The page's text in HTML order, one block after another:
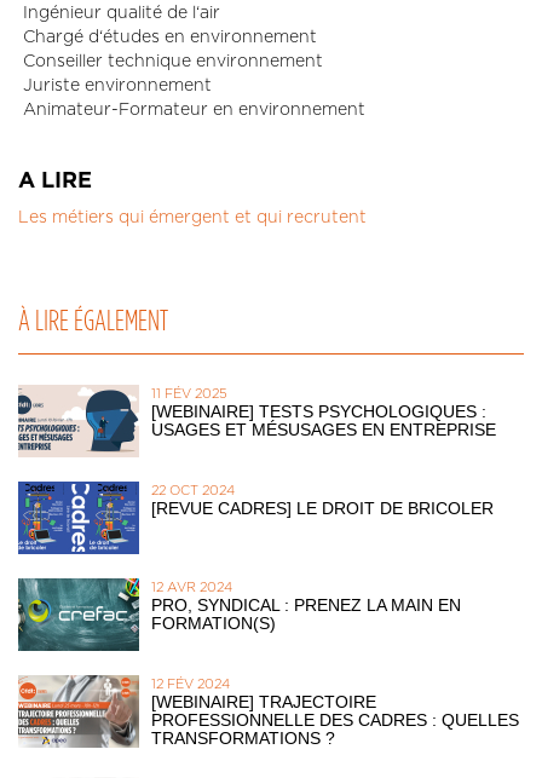
Ingénieur qualité de l‘air
Chargé d‘études en environnement
Conseiller technique environnement
Juriste environnement
Animateur-Formateur en environnement
A LIRE
Les métiers qui émergent et qui recrutent
À LIRE ÉGALEMENT
11 FÉV 2025
[WEBINAIRE] TESTS PSYCHOLOGIQUES :
USAGES ET MÉSUSAGES EN ENTREPRISE
22 OCT 2024
[REVUE CADRES] LE DROIT DE BRICOLER
12 AVR 2024
PRO, SYNDICAL : PRENEZ LA MAIN EN
FORMATION(S)
12 FÉV 2024
[WEBINAIRE] TRAJECTOIRE
PROFESSIONNELLE DES CADRES : QUELLES
TRANSFORMATIONS ?